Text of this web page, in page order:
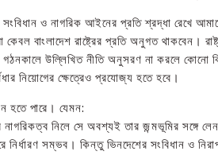
ও নাগরিক আইনের প্রতি শ্রদ্ধা রেখে
বাংলাদেশ রাষ্ট্রের প্রতি অনুগত থাকবেন।
গঠনকালে উল্লিখিত নীতি অনুসরণ না করলে
নিয়োগের ক্ষেত্রেও প্রযোজ্য হতে হবে।
হতে পারে। যেমন:
নিলে সে অবশ্যই তার জন্মভূমির সঙ্গে
নির্ধারণ সম্ভব। কিন্তু ভিনদেশের সংবিধান ও